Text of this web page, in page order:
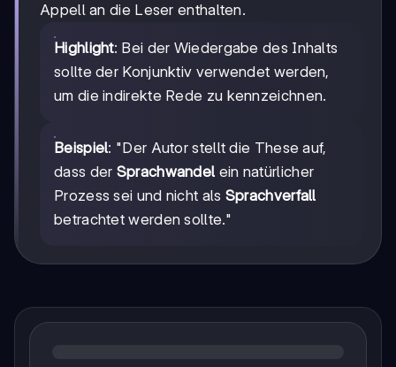
Appell an die Leser enthalten.
Highlight: Bei der Wiedergabe des Inhalts
sollte der Konjunktiv verwendet werden,
um die indirekte Rede zu kennzeichnen.
Beispiel: "Der Autor stellt die These auf,
dass der Sprachwandel ein natürlicher
Prozess sei und nicht als Sprachverfall
betrachtet werden sollte."